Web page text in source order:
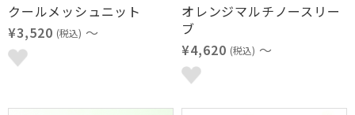
クールメッシュニット
¥3,520 (税込) ～
オレンジマルチノースリー
ブ
¥4,620 (税込) ～